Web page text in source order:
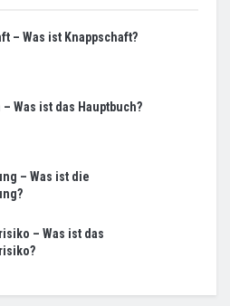
– Was ist Knappschaft?
– Was ist das Hauptbuch?
– Was ist die
– Was ist das